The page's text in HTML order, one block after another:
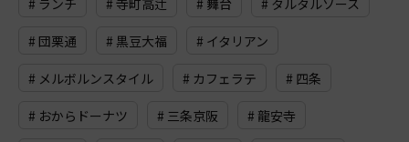
# 団栗通 # 黒豆大福 # イタリアン
# メルボルンスタイル # カフェラテ # 四条
# おからドーナツ # 三条京阪 # 龍安寺